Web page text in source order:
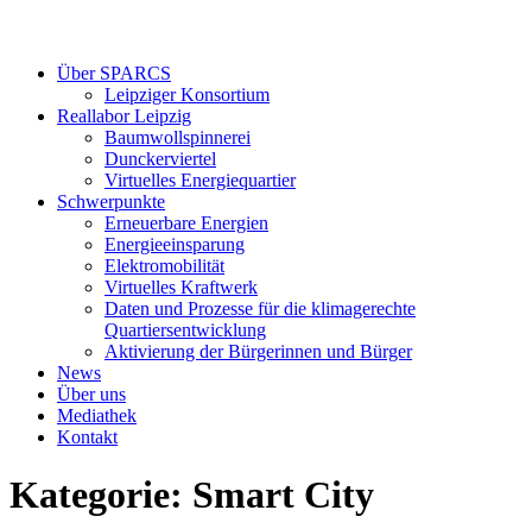
Über SPARCS
Leipziger Konsortium
Reallabor Leipzig
Baumwollspinnerei
Dunckerviertel
Virtuelles Energiequartier
Schwerpunkte
Erneuerbare Energien
Energieeinsparung
Elektromobilität
Virtuelles Kraftwerk
Daten und Prozesse für die klimagerechte
Quartiersentwicklung
Aktivierung der Bürgerinnen und Bürger
News
Über uns
Mediathek
Kontakt
Kategorie: Smart City